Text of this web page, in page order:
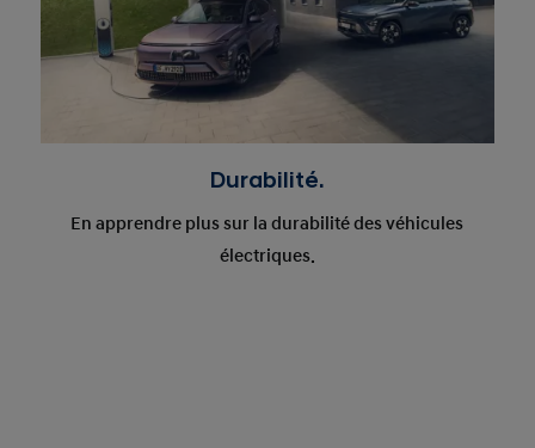
Durabilité.
En apprendre plus sur la durabilité des véhicules
électriques.